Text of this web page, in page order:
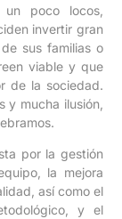
poco locos,
invertir gran
sus familias o
viable y que
de la sociedad.
y mucha ilusión,
por la gestión
la mejora
así como el
y el